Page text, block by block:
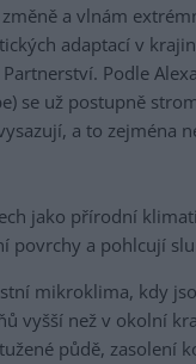
a vlnám
adaptací v
Podle
se už postupně
a to zejména
jako přírodní
povrchy a pohlcují
mikroklima, kdy
vyšší než v okolní
půdě, zasolení